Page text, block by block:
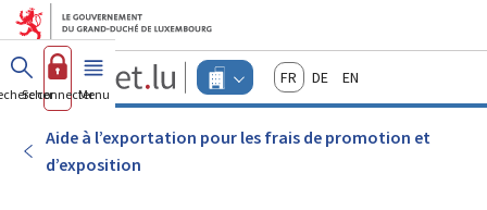
Aller au menu principal
Aller au contenu
Guichet.lu
Changer
d'espace
Menu
FrançaisDeutschEnglish
Se connecterMenu principal
Aide à l’exportation pour les frais de promotion et
d’exposition